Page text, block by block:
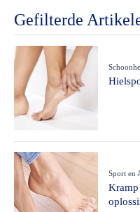
Gefilterde
Sport en